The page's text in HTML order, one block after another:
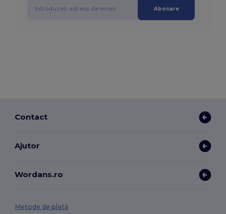
Abonare
Contact
Ajutor
Wordans.ro
Metode de plată